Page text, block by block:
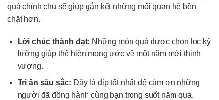
quà chỉnh chu sẽ giúp gắn kết những mối quan hệ bền
chặt hơn.
Lời chúc thành đạt: Những món quà được chọn lọc kỹ
lưỡng giúp thể hiện mong ước về một năm mới thịnh
vượng.
Tri ân sâu sắc: Đây là dịp tốt nhất để cảm ơn những
người đã đồng hành cùng bạn trong suốt năm qua.